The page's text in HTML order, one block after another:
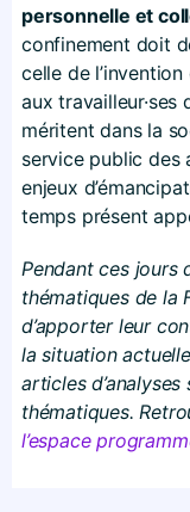
personnelle et
confinement doit
celle de
aux travailleur·ses
méritent dans la
service public des
enjeux
temps présent
Pendant ces jours
thématiques de la
d’apporter leur
la situation
articles
thématiques.
l’espace